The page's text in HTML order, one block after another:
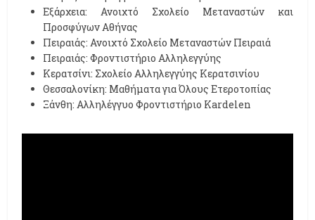
Εξάρχεια: Ανοιχτό Σχολείο Μεταναστών και
Προσφύγων Αθήνας
Πειραιάς: Ανοιχτό Σχολείο Μεταναστών Πειραιά
Πειραιάς: Φροντιστήριο Αλληλεγγύης
Κερατσίνι: Σχολείο Αλληλεγγύης Κερατσινίου
Θεσσαλονίκη: Μαθήματα για Όλους Ετεροτοπίας
Ξάνθη: Αλληλέγγυο Φροντιστήριο Kardelen